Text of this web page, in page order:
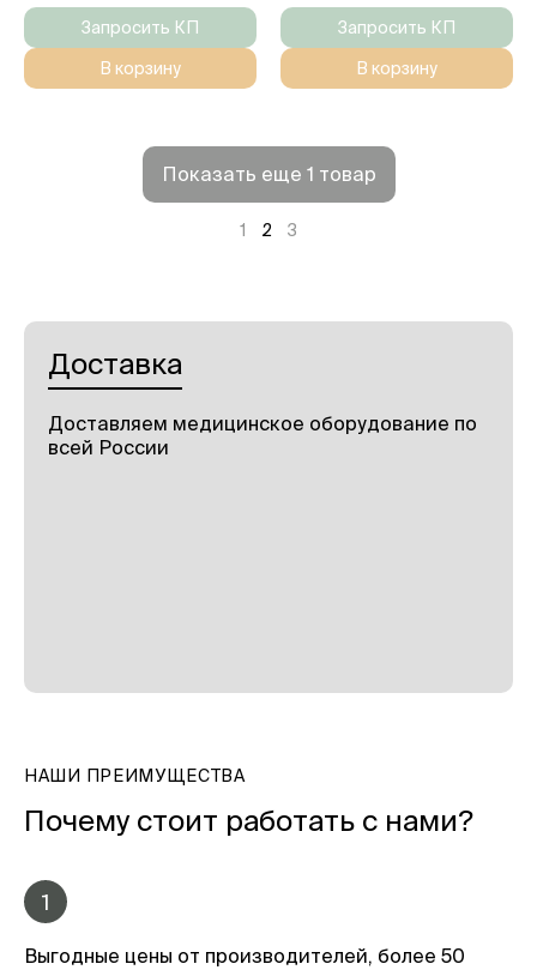
Запросить КП
В корзину
Запросить КП
В корзину
Показать еще 1 товар
1 2 3
Доставка
Доставляем медицинское оборудование по
всей России
НАШИ ПРЕИМУЩЕСТВА
Почему стоит работать с нами?
1
Выгодные цены от производителей, более 50